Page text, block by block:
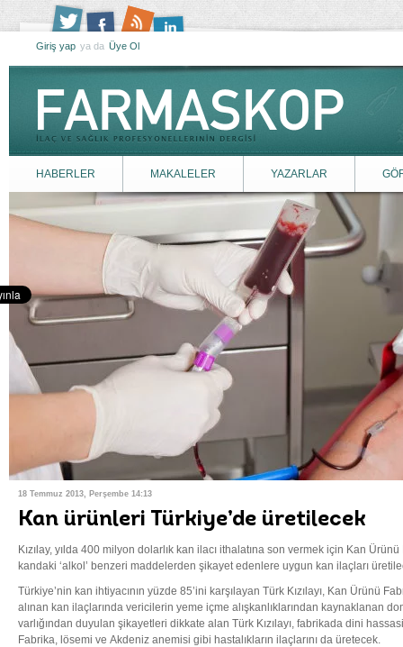
Giriş yap ya da Üye Ol
HABERLER MAKALELER YAZARLAR
18 Temmuz 2013, Perşembe 14:13
Kan ürünleri Türkiye’de üretilecek
Kızılay, yılda 400 milyon dolarlık kan ilacı ithalatına son vermek için Kan
kandaki ‘alkol’ benzeri maddelerden şikayet edenlere uygun kan ilaçları
Türkiye’nin kan ihtiyacının yüzde 85’ini karşılayan Türk Kızılayı, Kan Ürünü
alınan kan ilaçlarında vericilerin yeme içme alışkanlıklarından kaynaklanan
varlığından duyulan şikayetleri dikkate alan Türk Kızılayı, fabrikada dini
Fabrika, lösemi ve Akdeniz anemisi gibi hastalıkların ilaçlarını da üretecek.